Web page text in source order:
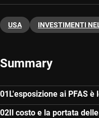
USA INVESTIMENTI
Summary
L'esposizione ai PFAS
Il costo e la portata